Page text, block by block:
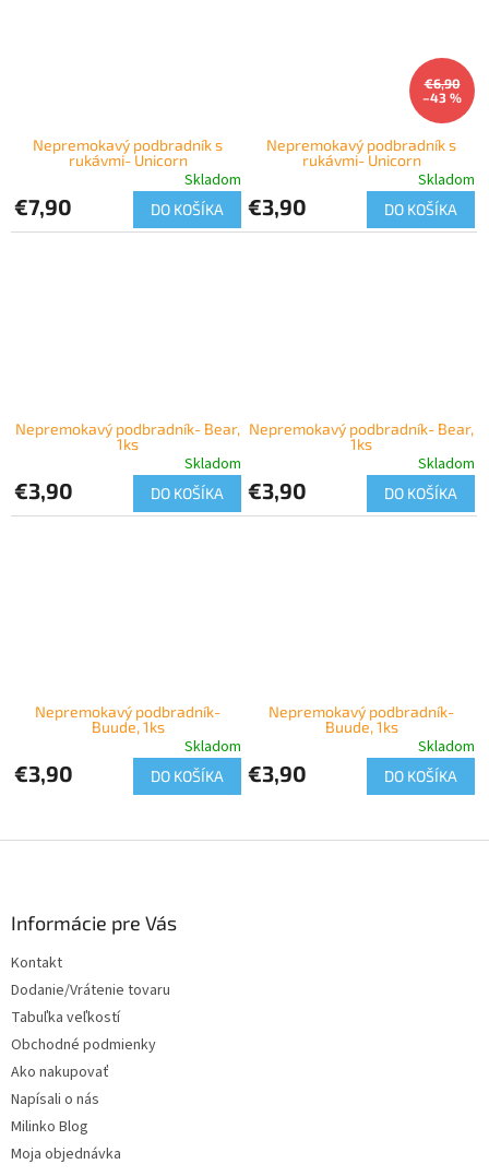
Nepremokavý podbradník s
rukávmi- Unicorn
Skladom
€7,90 DO KOŠÍKA
€6,90
–43 %
Nepremokavý podbradník s
rukávmi- Unicorn
Skladom
€3,90 DO KOŠÍKA
Nepremokavý podbradník- Bear,
1ks
Skladom
€3,90 DO KOŠÍKA
Nepremokavý podbradník- Bear,
1ks
Skladom
€3,90 DO KOŠÍKA
Nepremokavý podbradník-
Buude, 1ks
Skladom
€3,90 DO KOŠÍKA
Nepremokavý podbradník-
Buude, 1ks
Skladom
€3,90 DO KOŠÍKA
Informácie pre Vás
Kontakt
Dodanie/Vrátenie tovaru
Tabuľka veľkostí
Obchodné podmienky
Ako nakupovať
Napísali o nás
Milinko Blog
Moja objednávka